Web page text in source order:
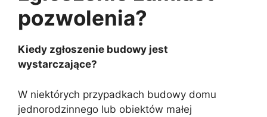
pozwolenia?
Kiedy zgłoszenie budowy jest
wystarczające?
W niektórych przypadkach budowy domu
jednorodzinnego lub obiektów małej